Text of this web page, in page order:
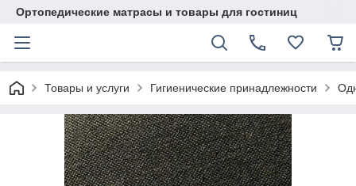
Ортопедические матрасы и товары для гостиниц
Товары и услуги Гигиенические принадлежности